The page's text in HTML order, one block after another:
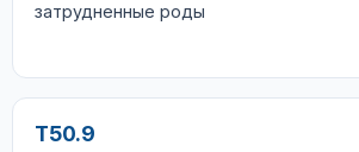
затрудненные роды
T50.9